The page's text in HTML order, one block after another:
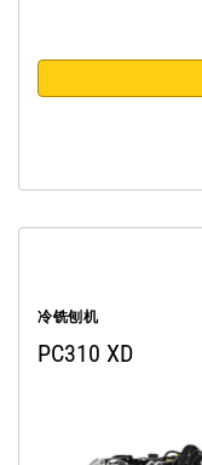
冷铣刨机
PC310 XD